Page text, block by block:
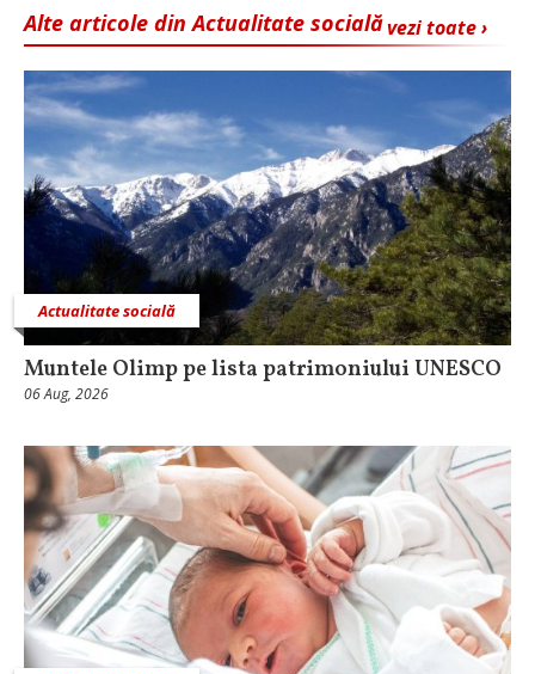
vezi toate ›
Alte articole din Actualitate socială
Actualitate socială
Muntele Olimp pe lista patrimoniului UNESCO
06 Aug, 2026